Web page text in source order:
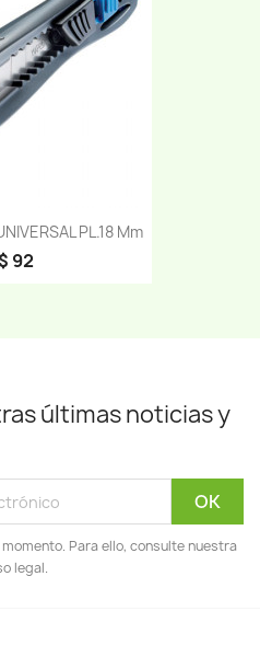
PL.18 Mm
$ 92
últimas noticias y
Para ello, consulte nuestra
legal.